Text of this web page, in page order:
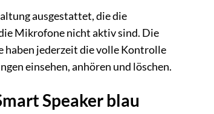
ausgestattet, die die
Mikrofone nicht aktiv sind. Die
haben jederzeit die volle Kontrolle
einsehen, anhören und löschen.
Speaker blau